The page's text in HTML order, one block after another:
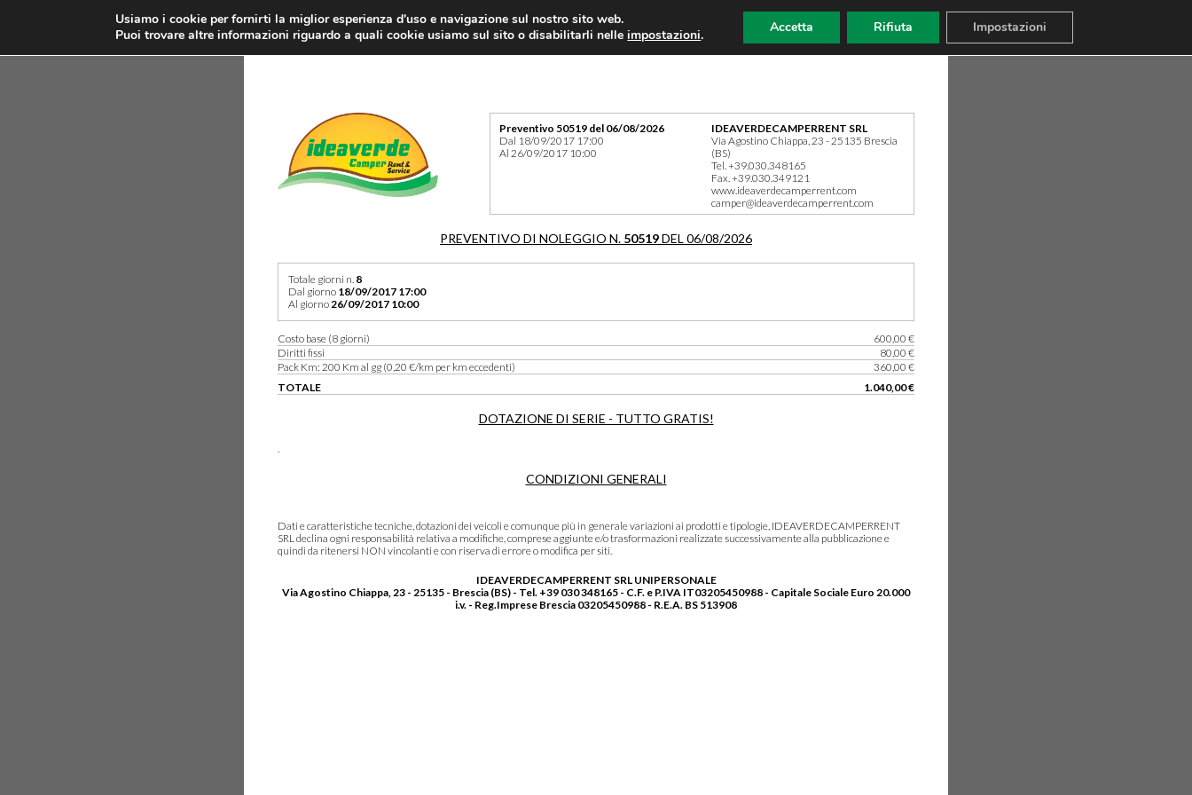
IDEAVERDECAMPERRENT SRL
Via Agostino Chiappa, 23 - 25135 Brescia
(BS)
Tel. +39.030.348165
Fax. +39.030.349121
www.ideaverdecamperrent.com
camper@ideaverdecamperrent.com
Preventivo 50519 del 06/08/2026
Dal 18/09/2017 17:00
Al 26/09/2017 10:00
PREVENTIVO DI NOLEGGIO N. 50519DEL 06/08/2026
Totale giorni n. 8
Dal giorno 18/09/2017 17:00
Al giorno26/09/2017 10:00
Costo base (8 giorni)
600,00 €
Diritti fissi
80,00 €
Pack Km: 200 Km al gg (0,20 €/km per km eccedenti)
360,00 €
TOTALE
1.040,00 €
DOTAZIONE DI SERIE - TUTTO GRATIS!
.
CONDIZIONI GENERALI
Dati e caratteristiche tecniche, dotazioni dei veicoli e comunque più in generale variazioni ai prodotti e tipologie, IDEAVERDECAMPERRENT
SRL declina ogni responsabilità relativa a modifiche, comprese aggiunte e/o trasformazioni realizzate successivamente alla pubblicazione e
quindi da ritenersi NON vincolanti e con riserva di errore o modifica per siti.
IDEAVERDECAMPERRENT SRL UNIPERSONALE
Via Agostino Chiappa, 23 - 25135 - Brescia (BS) - Tel. +39 030 348165 - C.F. e P.IVA IT03205450988 - Capitale Sociale Euro 20.000
i.v. - Reg.Imprese Brescia 03205450988 - R.E.A. BS 513908
Usiamo i cookie per fornirti la miglior esperienza d'uso e navigazione sul nostro sito web.
Puoi trovare altre informazioni riguardo a quali cookie usiamo sul sito o disabilitarli nelleimpostazioni. Accetta Rifiuta Impostazioni